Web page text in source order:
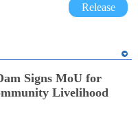
Release
Signs MoU for
Livelihood